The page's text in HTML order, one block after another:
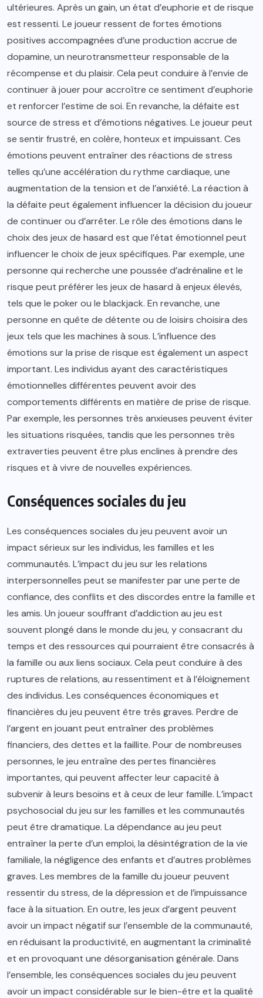
ultérieures. Après un gain, un état d’euphorie et de risque
est ressenti. Le joueur ressent de fortes émotions
positives accompagnées d’une production accrue de
dopamine, un neurotransmetteur responsable de la
récompense et du plaisir. Cela peut conduire à l’envie de
continuer à jouer pour accroître ce sentiment d’euphorie
et renforcer l’estime de soi. En revanche, la défaite est
source de stress et d’émotions négatives. Le joueur peut
se sentir frustré, en colère, honteux et impuissant. Ces
émotions peuvent entraîner des réactions de stress
telles qu’une accélération du rythme cardiaque, une
augmentation de la tension et de l’anxiété. La réaction à
la défaite peut également influencer la décision du joueur
de continuer ou d’arrêter. Le rôle des émotions dans le
choix des jeux de hasard est que l’état émotionnel peut
influencer le choix de jeux spécifiques. Par exemple, une
personne qui recherche une poussée d’adrénaline et le
risque peut préférer les jeux de hasard à enjeux élevés,
tels que le poker ou le blackjack. En revanche, une
personne en quête de détente ou de loisirs choisira des
jeux tels que les machines à sous. L’influence des
émotions sur la prise de risque est également un aspect
important. Les individus ayant des caractéristiques
émotionnelles différentes peuvent avoir des
comportements différents en matière de prise de risque.
Par exemple, les personnes très anxieuses peuvent éviter
les situations risquées, tandis que les personnes très
extraverties peuvent être plus enclines à prendre des
risques et à vivre de nouvelles expériences.
Conséquences sociales du jeu
Les conséquences sociales du jeu peuvent avoir un
impact sérieux sur les individus, les familles et les
communautés. L’impact du jeu sur les relations
interpersonnelles peut se manifester par une perte de
confiance, des conflits et des discordes entre la famille et
les amis. Un joueur souffrant d’addiction au jeu est
souvent plongé dans le monde du jeu, y consacrant du
temps et des ressources qui pourraient être consacrés à
la famille ou aux liens sociaux. Cela peut conduire à des
ruptures de relations, au ressentiment et à l’éloignement
des individus. Les conséquences économiques et
financières du jeu peuvent être très graves. Perdre de
l’argent en jouant peut entraîner des problèmes
financiers, des dettes et la faillite. Pour de nombreuses
personnes, le jeu entraîne des pertes financières
importantes, qui peuvent affecter leur capacité à
subvenir à leurs besoins et à ceux de leur famille. L’impact
psychosocial du jeu sur les familles et les communautés
peut être dramatique. La dépendance au jeu peut
entraîner la perte d’un emploi, la désintégration de la vie
familiale, la négligence des enfants et d’autres problèmes
graves. Les membres de la famille du joueur peuvent
ressentir du stress, de la dépression et de l’impuissance
face à la situation. En outre, les jeux d’argent peuvent
avoir un impact négatif sur l’ensemble de la communauté,
en réduisant la productivité, en augmentant la criminalité
et en provoquant une désorganisation générale. Dans
l’ensemble, les conséquences sociales du jeu peuvent
avoir un impact considérable sur le bien-être et la qualité